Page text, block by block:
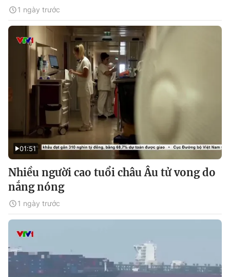
1 ngày trước
01:51
Nhiều người cao tuổi châu Âu tử vong do
nắng nóng
1 ngày trước